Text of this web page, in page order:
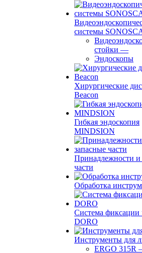
системы
стойки —
Эндоскопы
Хирургические
Beacon
Гибкая эндоскопия
MINDSION
Принадлежности и
части
Обработка
Система фиксации
DORO
Инструменты для
ERGO 315R